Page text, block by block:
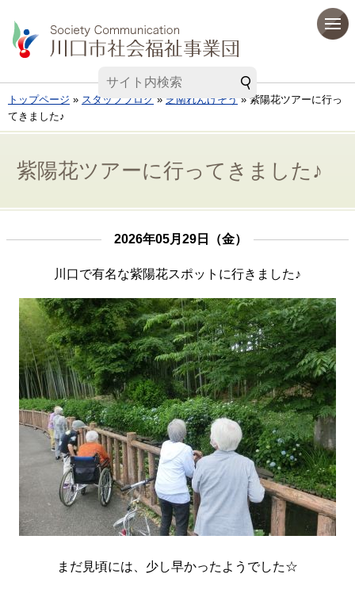
トップページ » スタッフブログ » 芝南れんげそう » 紫陽花ツアーに行っ
てきました♪
紫陽花ツアーに行ってきました♪
2026年05月29日（金）
川口で有名な紫陽花スポットに行きました♪
まだ見頃には、少し早かったようでした☆